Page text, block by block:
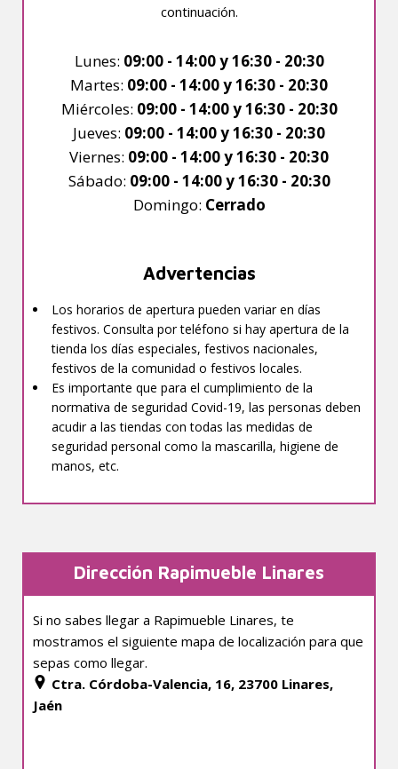
continuación.
Lunes: 09:00 - 14:00 y 16:30 - 20:30
Martes: 09:00 - 14:00 y 16:30 - 20:30
Miércoles: 09:00 - 14:00 y 16:30 - 20:30
Jueves: 09:00 - 14:00 y 16:30 - 20:30
Viernes: 09:00 - 14:00 y 16:30 - 20:30
Sábado: 09:00 - 14:00 y 16:30 - 20:30
Domingo: Cerrado
Advertencias
Los horarios de apertura pueden variar en días
festivos. Consulta por teléfono si hay apertura de la
tienda los días especiales, festivos nacionales,
festivos de la comunidad o festivos locales.
Es importante que para el cumplimiento de la
normativa de seguridad Covid-19, las personas deben
acudir a las tiendas con todas las medidas de
seguridad personal como la mascarilla, higiene de
manos, etc.
Dirección Rapimueble Linares
Si no sabes llegar a Rapimueble Linares, te
mostramos el siguiente mapa de localización para que
sepas como llegar.
Ctra. Córdoba-Valencia, 16, 23700 Linares,
Jaén